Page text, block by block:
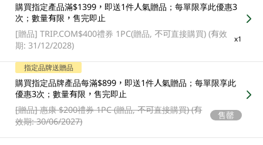
購買指定產品滿$1399，即送1件人氣贈品；每單限享此優惠3
次；數量有限，售完即止
[贈品]TRIP.COM$400禮券 1PC(贈品, 不可直接購買) (有效
期: 31/12/2028)
x1
指定品牌送贈品
購買指定品牌產品每滿$899，即送1件人氣贈品；每單限享此
優惠3次；數量有限，售完即止
[贈品]惠康 $200禮券 1PC (贈品, 不可直接購買) (有
效期: 30/06/2027)
售罄